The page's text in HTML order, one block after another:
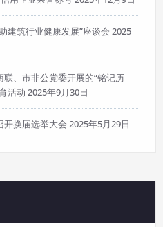
建筑行业健康发展”座谈会 2025
、市非公党委开展的“铭记历
活动 2025年9月30日
开换届选举大会 2025年5月29日